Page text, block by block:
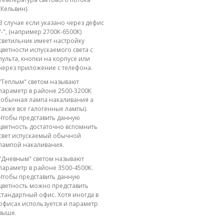
случае если указано через дефис
", (например 2700К-6500К)
имеет настройку
испускаемого света с
кнопки на корпусе или
приложение с телефона.
светом называют
в районе 2500-3200К
лампа накаливания а
все галогенные лампы).
представить данную
достаточно вспомнить
испускаемый обычной
накаливания.
светом называют
в районе 3500-4500К.
представить данную
можно представить
офис. Хотя иногда в
используется и параметр